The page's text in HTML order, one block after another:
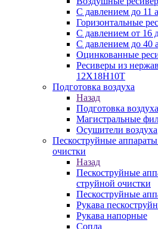
С давлением до 11
Горизонтальные
С давлением от 16
С давлением до 40
Оцинкованные
Ресиверы из
12Х18Н10Т
Подготовка воздуха
Назад
Подготовка воздуха
Магистральные
Осушители воздуха
Пескоструйные
очистки
Назад
Пескоструйные
струйной очистки
Пескоструйные
Рукава
Рукава напорные
Сопла